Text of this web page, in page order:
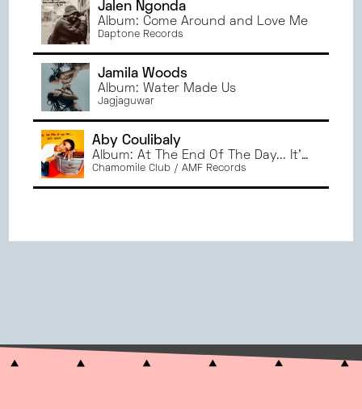
Jalen Ngonda
Album: Come Around and Love Me
Daptone Records
Jamila Woods
Album: Water Made Us
Jagjaguwar
Aby Coulibaly
Album: At The End Of The Day... It's
Night
Chamomile Club / AMF Records